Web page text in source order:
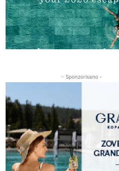
- Sponzorisano -